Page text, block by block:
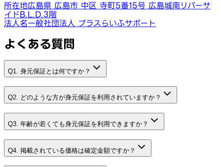
所在地広島県 広島市 中区 寺町5番15号 広島城南リバーサ
イドB.L.D.3階
法人名一般社団法人 プラスらいふサポート
よくある質問
Q1. 身元保証とは何ですか？
Q2. どのような方が身元保証を利用されていますか？
Q3. 年齢が若くても身元保証を利用できますか？
Q4. 掲載されている価格は確定金額ですか？